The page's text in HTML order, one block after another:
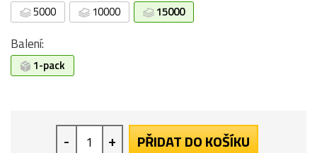
5000 10000 15000
Balení:
1-pack
- + PŘIDAT DO KOŠÍKU